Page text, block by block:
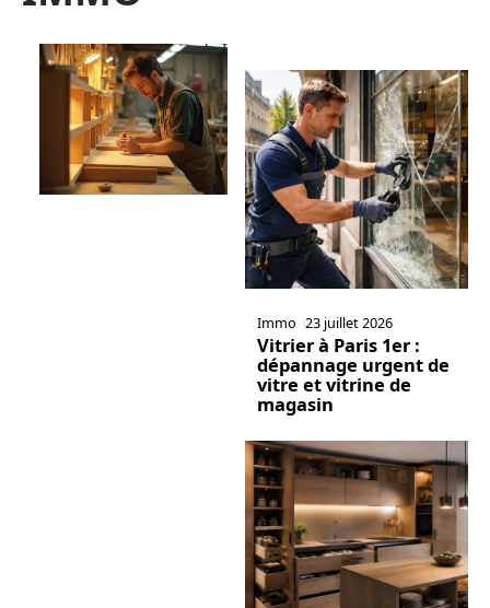
Immo 23 juillet 2026
Vitrier à Paris 1er :
dépannage urgent de
vitre et vitrine de
magasin